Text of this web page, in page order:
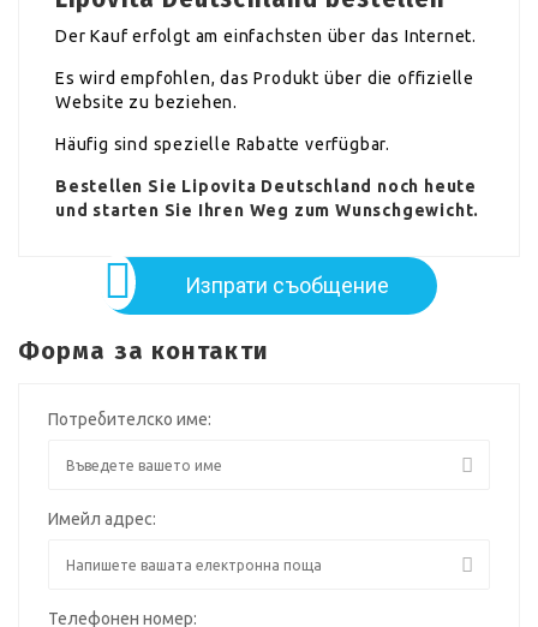
Der Kauf erfolgt am einfachsten über das Internet.
Es wird empfohlen, das Produkt über die offizielle
Website zu beziehen.
Häufig sind spezielle Rabatte verfügbar.
Bestellen Sie Lipovita Deutschland noch heute
und starten Sie Ihren Weg zum Wunschgewicht.
Изпрати съобщение
Форма за контакти
Потребителско име:
Имейл адрес:
Телефонен номер: